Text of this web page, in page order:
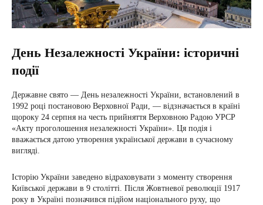
День Незалежності України: історичні
події
Державне свято — День незалежності України, встановлений в
1992 році постановою Верховної Ради, — відзначається в країні
щороку 24 серпня на честь прийняття Верховною Радою УРСР
«Акту проголошення незалежності України». Ця подія і
вважається датою утворення української держави в сучасному
вигляді.
Історію України заведено відраховувати з моменту створення
Київської держави в 9 столітті. Після Жовтневої революції 1917
року в Україні позначився підйом національного руху, що